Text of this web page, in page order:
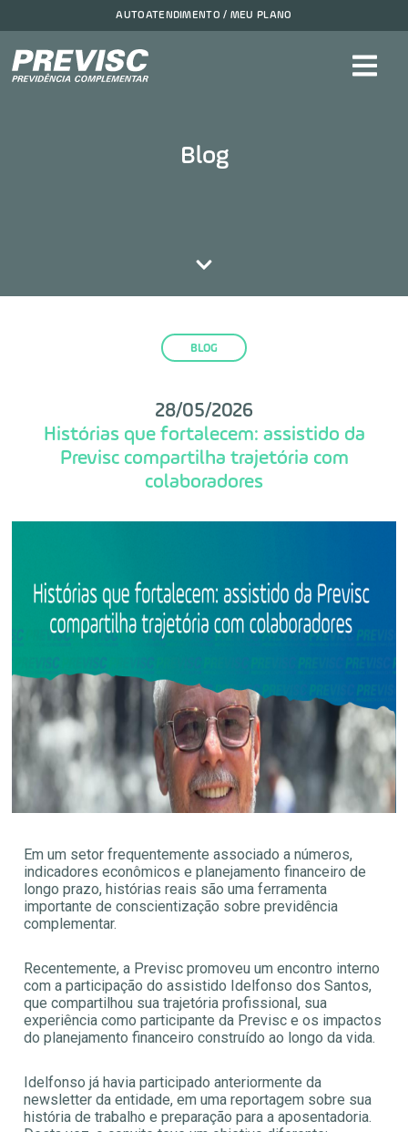
AUTOATENDIMENTO / MEU PLANO
Blog
BLOG
28/05/2026
Histórias que fortalecem: assistido da
Previsc compartilha trajetória com
colaboradores
Em um setor frequentemente associado a números,
indicadores econômicos e planejamento financeiro de
longo prazo, histórias reais são uma ferramenta
importante de conscientização sobre previdência
complementar.
Recentemente, a Previsc promoveu um encontro interno
com a participação do assistido Idelfonso dos Santos,
que compartilhou sua trajetória profissional, sua
experiência como participante da Previsc e os impactos
do planejamento financeiro construído ao longo da vida.
Idelfonso já havia participado anteriormente da
newsletter da entidade, em uma reportagem sobre sua
história de trabalho e preparação para a aposentadoria.